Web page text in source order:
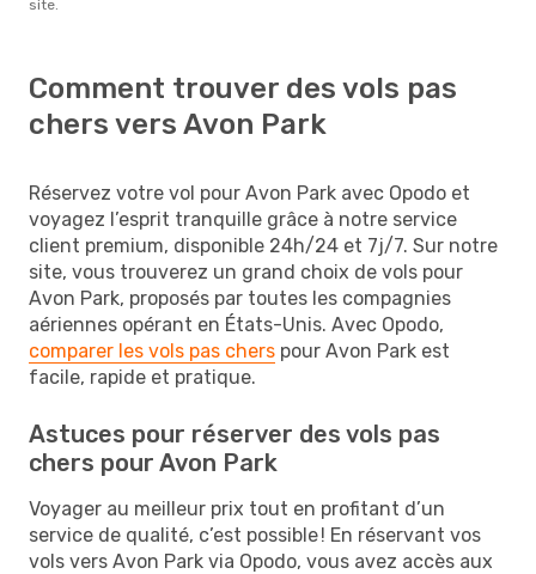
site.
Comment trouver des vols pas
chers vers Avon Park
Réservez votre vol pour Avon Park avec Opodo et
voyagez l’esprit tranquille grâce à notre service
client premium, disponible 24h/24 et 7j/7. Sur notre
site, vous trouverez un grand choix de vols pour
Avon Park, proposés par toutes les compagnies
aériennes opérant en États-Unis. Avec Opodo,
comparer les vols pas chers pour Avon Park est
facile, rapide et pratique.
Astuces pour réserver des vols pas
chers pour Avon Park
Voyager au meilleur prix tout en profitant d’un
service de qualité, c’est possible ! En réservant vos
vols vers Avon Park via Opodo, vous avez accès aux